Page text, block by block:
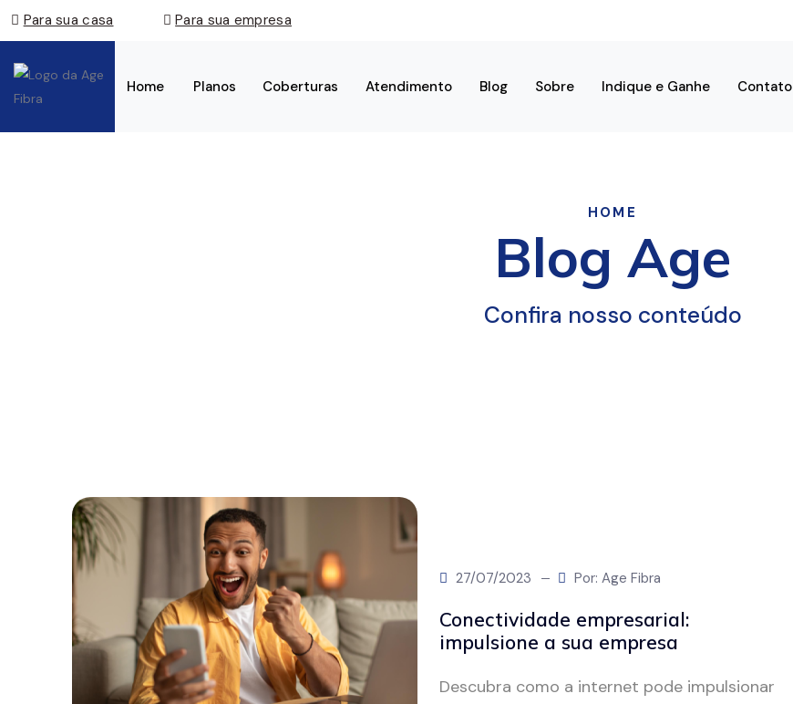
Para sua casa Para sua empresa
Home Planos Coberturas Atendimento Blog Sobre Indique e Ganhe Contato
HOME
Blog Age
Confira nosso conteúdo
27/07/2023 Por: Age Fibra
Conectividade empresarial:
impulsione a sua empresa
Descubra como a internet pode impulsionar